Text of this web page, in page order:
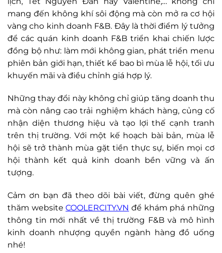
mang đến không khí sôi động mà còn mở ra cơ hội
vàng cho kinh doanh F&B. Đây là thời điểm lý tưởng
để các quán kinh doanh F&B triển khai chiến lược
đồng bộ như: làm mới không gian, phát triển menu
phiên bản giới hạn, thiết kế bao bì mùa lễ hội, tối ưu
khuyến mãi và điều chỉnh giá hợp lý.
Những thay đổi này không chỉ giúp tăng doanh thu
mà còn nâng cao trải nghiệm khách hàng, củng cố
nhận diện thương hiệu và tạo lợi thế cạnh tranh
trên thị trường. Với một kế hoạch bài bản, mùa lễ
hội sẽ trở thành mùa gặt tiền thực sự, biến mọi cơ
hội thành kết quả kinh doanh bền vững và ấn
tượng.
Cảm ơn bạn đã theo dõi bài viết, đừng quên ghé
thăm websiteCOOLERCITY.VN để khám phá những
thông tin mới nhất về thị trường F&B và mô hình
kinh doanh nhượng quyền ngành hàng đồ uống
nhé!